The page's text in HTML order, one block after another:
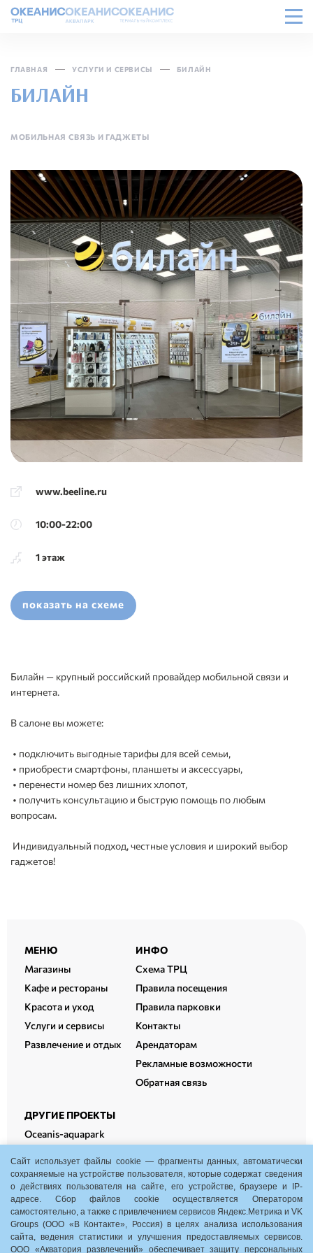
ГЛАВНАЯ УСЛУГИ И СЕРВИСЫ БИЛАЙН
БИЛАЙН
МОБИЛЬНАЯ СВЯЗЬ И ГАДЖЕТЫ
www.beeline.ru
10:00-22:00
1 этаж
показать на схеме
Билайн — крупный российский провайдер мобильной связи и
интернета.
В салоне вы можете:
• подключить выгодные тарифы для всей семьи,
• приобрести смартфоны, планшеты и аксессуары,
• перенести номер без лишних хлопот,
• получить консультацию и быструю помощь по любым
вопросам.
Индивидуальный подход, честные условия и широкий выбор
гаджетов!
Расширенный
подвал
МЕНЮ
Магазины
Кафе и рестораны
Красота и уход
Услуги и сервисы
Развлечение и отдых
ИНФО
Схема ТРЦ
Правила посещения
Правила парковки
Контакты
Арендаторам
Рекламные возможности
Обратная связь
ДРУГИЕ ПРОЕКТЫ
Oceanis-aquapark
Oceanis-fitness
Oceanis-cowork
Сайт использует файлы cookie — фрагменты данных, автоматически
сохраняемые на устройстве пользователя, которые содержат сведения
о действиях пользователя на сайте, его устройстве, браузере и IP-
адресе. Сбор файлов cookie осуществляется Оператором
самостоятельно, а также с привлечением сервисов Яндекс.Метрика и VK
Groups (ООО «В Контакте», Россия) в целях анализа использования
сайта, ведения статистики и улучшения предоставляемых сервисов.
ООО «Акватория развлечений» обеспечивает защиту персональных